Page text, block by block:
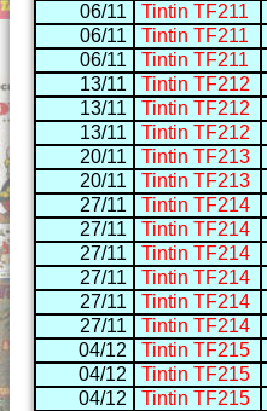
06/11
Tintin TF211
06/11
Tintin TF211
06/11
Tintin TF211
13/11
Tintin TF212
13/11
Tintin TF212
13/11
Tintin TF212
20/11
Tintin TF213
20/11
Tintin TF213
27/11
Tintin TF214
27/11
Tintin TF214
27/11
Tintin TF214
27/11
Tintin TF214
27/11
Tintin TF214
27/11
Tintin TF214
04/12
Tintin TF215
04/12
Tintin TF215
04/12
Tintin TF215